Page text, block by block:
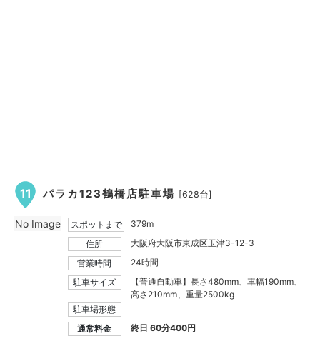
11 パラカ123鶴橋店駐車場 [628台]
スポットまで
379m
住所
大阪府大阪市東成区玉津3-12-3
営業時間
24時間
駐車サイズ
【普通自動車】長さ480mm、車幅190mm、
高さ210mm、重量2500kg
駐車場形態
通常料金
終日 60分400円
No Image